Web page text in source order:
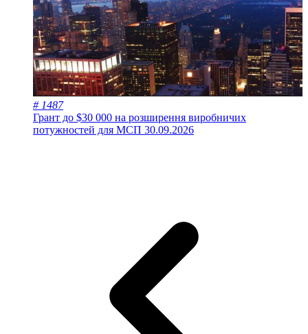
# 1487
Грант до $30 000 на розширення виробничих
потужностей для МСП 30.09.2026